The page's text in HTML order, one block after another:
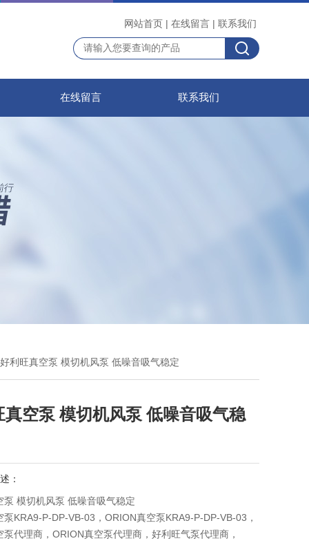
网站首页 | 在线留言 | 联系我们
在线留言 联系我们
利旺真空泵 模切机风泵 低噪音吸气稳定
真空泵 模切机风泵 低噪音吸气稳
：
泵 模切机风泵 低噪音吸气稳定
泵KRA9-P-DP-VB-03，ORION真空泵KRA9-P-DP-VB-03，
泵代理商，ORION真空泵代理商，好利旺气泵代理商，